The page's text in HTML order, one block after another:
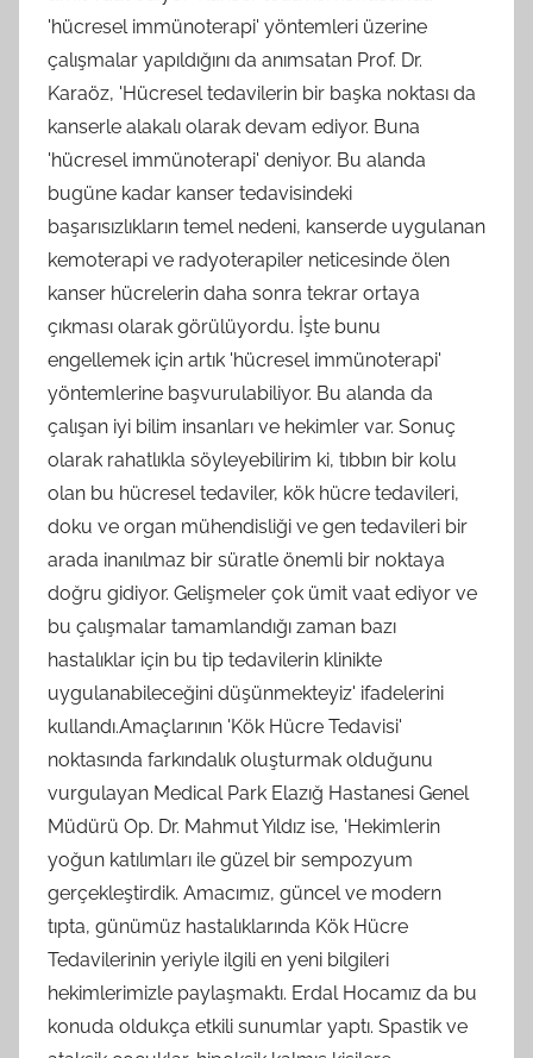
'hücresel immünoterapi' yöntemleri üzerine
çalışmalar yapıldığını da anımsatan Prof. Dr.
Karaöz, 'Hücresel tedavilerin bir başka noktası da
kanserle alakalı olarak devam ediyor. Buna
'hücresel immünoterapi' deniyor. Bu alanda
bugüne kadar kanser tedavisindeki
başarısızlıkların temel nedeni, kanserde uygulanan
kemoterapi ve radyoterapiler neticesinde ölen
kanser hücrelerin daha sonra tekrar ortaya
çıkması olarak görülüyordu. İşte bunu
engellemek için artık 'hücresel immünoterapi'
yöntemlerine başvurulabiliyor. Bu alanda da
çalışan iyi bilim insanları ve hekimler var. Sonuç
olarak rahatlıkla söyleyebilirim ki, tıbbın bir kolu
olan bu hücresel tedaviler, kök hücre tedavileri,
doku ve organ mühendisliği ve gen tedavileri bir
arada inanılmaz bir süratle önemli bir noktaya
doğru gidiyor. Gelişmeler çok ümit vaat ediyor ve
bu çalışmalar tamamlandığı zaman bazı
hastalıklar için bu tip tedavilerin klinikte
uygulanabileceğini düşünmekteyiz' ifadelerini
kullandı.Amaçlarının 'Kök Hücre Tedavisi'
noktasında farkındalık oluşturmak olduğunu
vurgulayan Medical Park Elazığ Hastanesi Genel
Müdürü Op. Dr. Mahmut Yıldız ise, 'Hekimlerin
yoğun katılımları ile güzel bir sempozyum
gerçekleştirdik. Amacımız, güncel ve modern
tıpta, günümüz hastalıklarında Kök Hücre
Tedavilerinin yeriyle ilgili en yeni bilgileri
hekimlerimizle paylaşmaktı. Erdal Hocamız da bu
konuda oldukça etkili sunumlar yaptı. Spastik ve